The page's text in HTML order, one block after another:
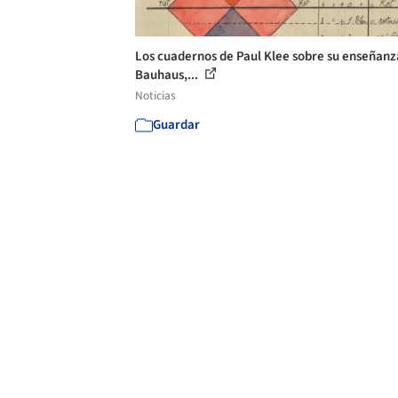
Los cuadernos de Paul Klee sobre su
Bauhaus,...
Noticias
Guardar